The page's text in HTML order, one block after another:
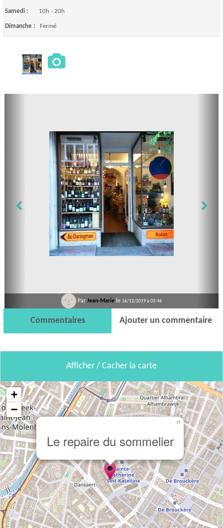
Samedi : 10h - 20h
Dimanche : Fermé
Par Jean-Marie le 16/12/2019 à 03:46
Commentaires Ajouter un commentaire
Afficher / Cacher la carte
Le repaire du sommelier
×
+
−